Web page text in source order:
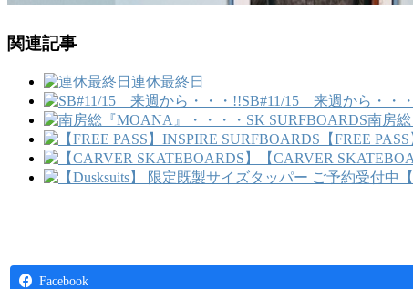
関連記事
連休最終日
SB#11/15 来週から・・
南房
【FREE
【CARVER
Facebook